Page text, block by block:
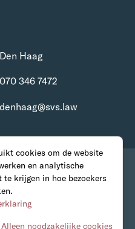
cookies om de website
en analytische
krijgen in hoe bezoekers
Alleen noodzakelijke cookies
Den Haag
070 346 7472
denhaag@svs.law